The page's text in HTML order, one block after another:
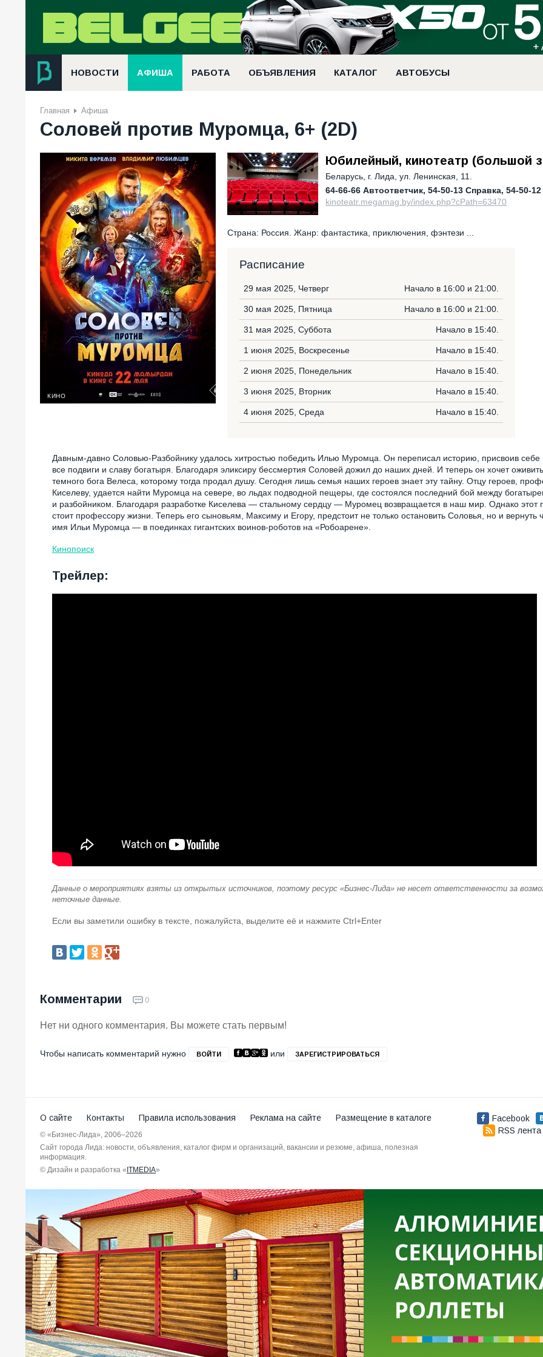
НОВОСТИ АФИША РАБОТА ОБЪЯВЛЕНИЯ КАТАЛОГ АВТОБУСЫ
Главная Афиша
Соловей против Муромца, 6+ (2D)
КИНО
Юбилейный, кинотеатр (большой
Беларусь, г. Лида, ул. Ленинская, 11.
64-66-66 Автоответчик 54-50-13 Справка 54-50-
kinoteatr.megamag.by/index.php?cPath=63470
Страна: Россия. Жанр: фантастика, приключения, фэнтези ...
Расписание
29 мая 2025, Четверг Начало в 16:00 и 21:00.
30 мая 2025, Пятница Начало в 16:00 и 21:00.
31 мая 2025, Суббота Начало в 15:40.
1 июня 2025, Воскресенье Начало в 15:40.
2 июня 2025, Понедельник Начало в 15:40.
3 июня 2025, Вторник Начало в 15:40.
4 июня 2025, Среда Начало в 15:40.
Давным-давно Соловью-Разбойнику удалось хитростью победить Илью Муромца. Он переписал историю, присвоив себе
все подвиги и славу богатыря. Благодаря эликсиру бессмертия Соловей дожил до наших дней. И теперь он хочет оживить
темного бога Велеса, которому тогда продал душу. Сегодня лишь семья наших героев знает эту тайну. Отцу героев,
Киселеву, удается найти Муромца на севере, во льдах подводной пещеры, где состоялся последний бой между
и разбойником. Благодаря разработке Киселева — стальному сердцу — Муромец возвращается в наш мир. Однако этот
стоит профессору жизни. Теперь его сыновьям, Максиму и Егору, предстоит не только остановить Соловья, но и вернуть
имя Ильи Муромца — в поединках гигантских воинов-роботов на «Робоарене».
Кинопоиск
Трейлер:
Данные о мероприятиях взяты из открытых источников, поэтому ресурс «Бизнес-Лида» не несет ответственности за
неточные данные.
Если вы заметили ошибку в тексте, пожалуйста, выделите её и нажмите Ctrl+Enter
Комментарии 0
Нет ни одного комментария. Вы можете стать первым!
Чтобы написать комментарий нужно ВОЙТИ или ЗАРЕГИСТРИРОВАТЬСЯ
О сайте Контакты Правила использования Реклама на сайте Размещение в каталоге
© «Бизнес-Лида», 2006–2026
Сайт города Лида: новости, объявления, каталог фирм и организаций, вакансии и резюме, афиша, полезная
информация.
© Дизайн и разработка «ITMEDIA»
Facebook
RSS лента